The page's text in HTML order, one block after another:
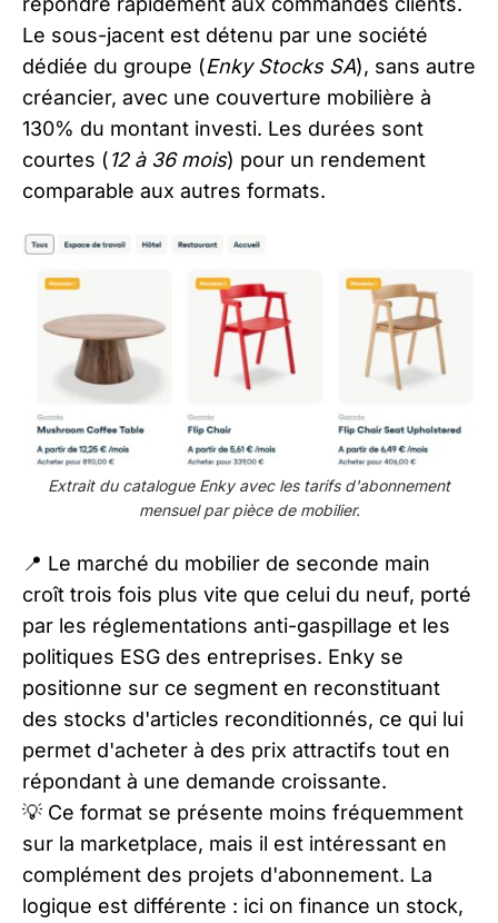
Le sous-jacent est détenu par une société
dédiée du groupe (Enky Stocks SA), sans autre
créancier, avec une couverture mobilière à
130% du montant investi. Les durées sont
courtes (12 à 36 mois) pour un rendement
comparable aux autres formats.
Extrait du catalogue Enky avec les tarifs d'abonnement
mensuel par pièce de mobilier.
📍 Le marché du mobilier de seconde main
croît trois fois plus vite que celui du neuf, porté
par les réglementations anti-gaspillage et les
politiques ESG des entreprises. Enky se
positionne sur ce segment en reconstituant
des stocks d'articles reconditionnés, ce qui lui
permet d'acheter à des prix attractifs tout en
répondant à une demande croissante.
💡 Ce format se présente moins fréquemment
sur la marketplace, mais il est intéressant en
complément des projets d'abonnement. La
logique est différente : ici on finance un stock,